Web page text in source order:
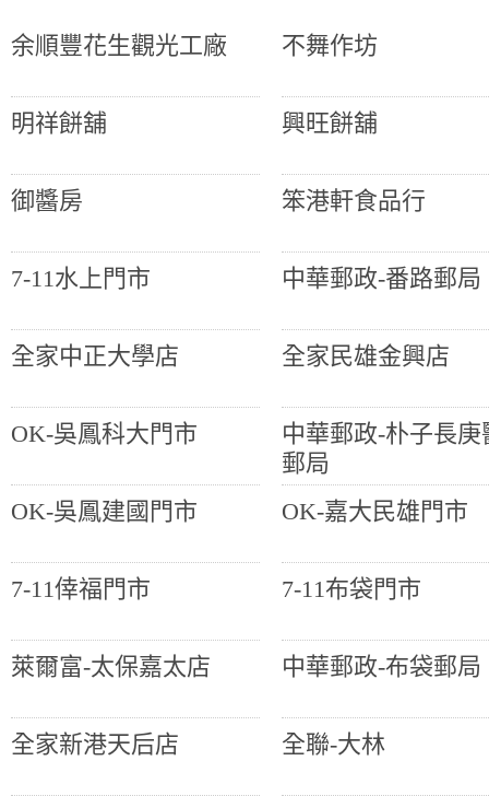
余順豐花生觀光工廠 不舞作坊
明祥餅舖 興旺餅舖
御醬房 笨港軒食品行
7-11水上門市 中華郵政-番路郵局
全家中正大學店 全家民雄金興店
OK-吳鳳科大門市
中華郵政-朴子長庚
郵局
OK-吳鳳建國門市
OK-嘉大民雄門市
7-11倖福門市 7-11布袋門市
萊爾富-太保嘉太店 中華郵政-布袋郵局
全家新港天后店 全聯-大林